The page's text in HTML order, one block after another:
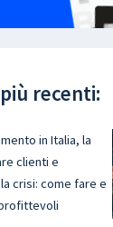
recenti:
in Italia, la
clienti e
crisi: come fare e